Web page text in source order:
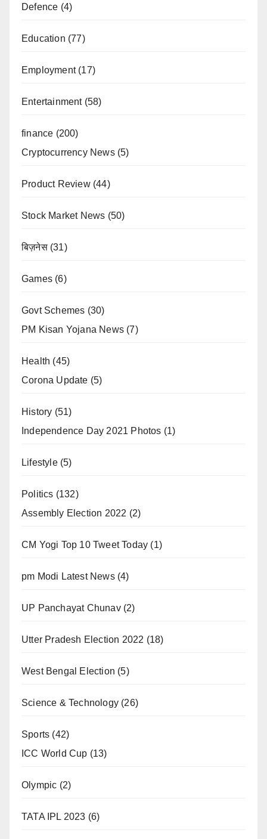
Defence (4)
Education (77)
Employment(17)
Entertainment(58)
finance (200)
Cryptocurrency News(5)
Product Review(44)
Stock Market News (50)
बिज़नेस(31)
Games (6)
Govt Schemes (30)
PM Kisan Yojana News (7)
Health (45)
Corona Update (5)
History (51)
Independence Day 2021 Photos (1)
Lifestyle(5)
Politics (132)
Assembly Election 2022 (2)
CM Yogi Top 10 Tweet Today (1)
pm Modi Latest News(4)
UP Panchayat Chunav(2)
Utter Pradesh Election 2022 (18)
West Bengal Election (5)
Science & Technology (26)
Sports (42)
ICC World Cup (13)
Olympic (2)
TATA IPL 2023 (6)